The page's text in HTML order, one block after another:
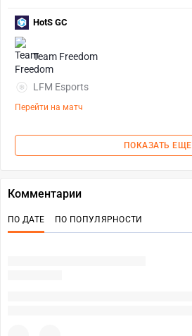
Team Freedom
LFM Esports
Перейти на матч
HotS GC
ПОКАЗАТЬ ЕЩЕ
Комментарии
ПО ДАТЕ ПО ПОПУЛЯРНОСТИ